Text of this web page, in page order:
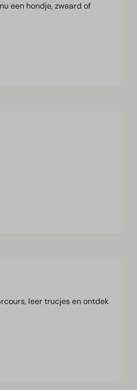
een hondje, zwaard of
leer trucjes en ontdek